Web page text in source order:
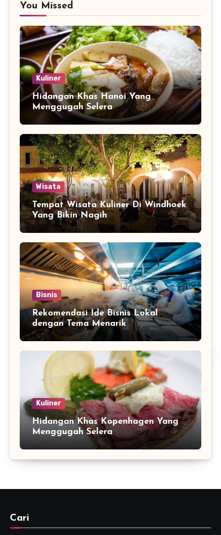
You Missed
Kuliner
Hidangan Khas Hanoi Yang
Menggugah Selera
Wisata
Tempat Wisata Kuliner Di Windhoek
Yang Bikin Nagih
Bisnis
Rekomendasi Ide Bisnis Lokal
dengan Tema Menarik
Kuliner
Hidangan Khas Kopenhagen Yang
Menggugah Selera
Cari